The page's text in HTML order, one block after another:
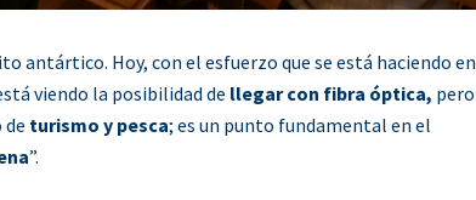
antártico. Hoy, con el esfuerzo que se está haciendo en
viendo la posibilidad de llegar con fibra óptica, pero
turismo y pesca; es un punto fundamental en el
”.